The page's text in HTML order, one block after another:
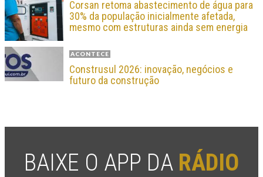
Corsan retoma abastecimento de água para
30% da população inicialmente afetada,
mesmo com estruturas ainda sem energia
ACONTECE
Construsul 2026: inovação, negócios e
futuro da construção
BAIXE O APP DA RÁDIO